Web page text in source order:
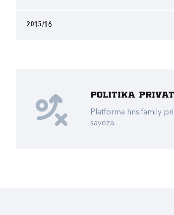
2015/16
Politika
Platforma hns.family
saveza.